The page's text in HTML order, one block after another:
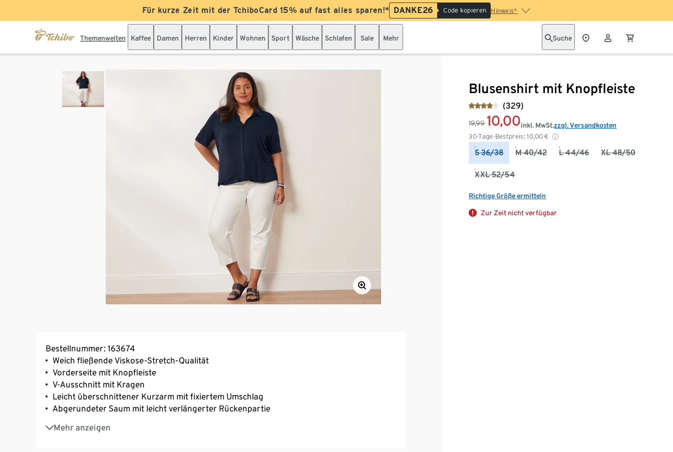
Für kurze Zeit mit der TchiboCard 15% auf fast alles sparen!* DANKE26 Code kopieren Hinweis*
Themenwelten Kaffee Damen Herren Kinder Wohnen Sport Wäsche Schlafen Sale Mehr Suche
Blusenshirt mit Knopfleiste
(329)
19,99 10,00
30-Tage-Bestpreis: 10,00 €
inkl. MwSt.zzgl. Versandkosten
S 36/38 M 40/42 L 44/46 XL 48/50
XXL 52/54
Richtige Größe ermitteln
Zur Zeit nicht verfügbar
Bestellnummer: 163674
Weich fließende Viskose-Stretch-Qualität
Vorderseite mit Knopfleiste
V-Ausschnitt mit Kragen
Leicht überschnittener Kurzarm mit fixiertem Umschlag
Abgerundeter Saum mit leicht verlängerter Rückenpartie
Mehr anzeigen
Mit Elasthan: formbeständig, perfekter Sitz, hoher Tragekomfort